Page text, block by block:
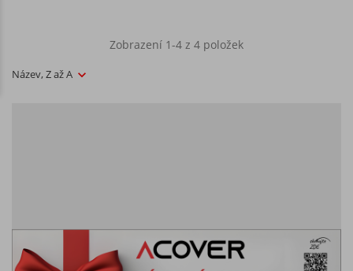
Název, Z až A
Zobrazení 1-4 z 4 položek